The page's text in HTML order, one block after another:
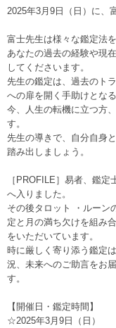
2025年3月9日（日）に、
富士先生は様々な鑑定法
あなたの過去の経験や現
してくださいます。
先生の鑑定は、過去のト
への扉を開く手助けとなる
今、人生の転機に立つ方
す。
先生の導きで、自分自身
踏み出しましょう。
［PROFILE］易者、鑑
へ入りました。
その後タロット ・ルーン
定と月の満ち欠けを組み
をいただいています。
時に厳しく寄り添う鑑定
況、未来へのご助言をお
す。
【開催日・鑑定時間】
☆2025年3月9日（日）